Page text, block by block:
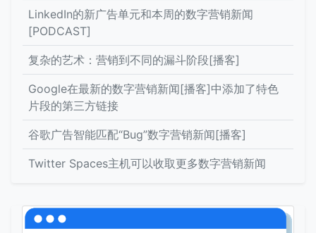
LinkedIn的新广告单元和本周的数字营销新闻
[PODCAST]
复杂的艺术：营销到不同的漏斗阶段[播客]
Google在最新的数字营销新闻[播客]中添加了特色
片段的第三方链接
谷歌广告智能匹配“Bug”数字营销新闻[播客]
Twitter Spaces主机可以收取更多数字营销新闻